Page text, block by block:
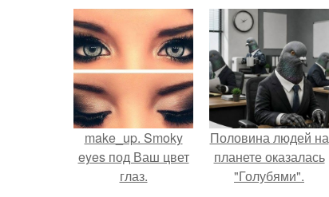
make_up. Smoky
eyes под Ваш цвет
глаз.
Половина людей на
планете оказалась
"Голубями".